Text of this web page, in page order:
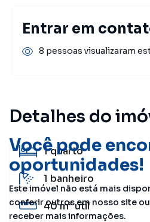
Você pode
oportunidades!
Este imóvel não está mais
conferir outros em nosso site
receber mais informações.
Detalhes do
1quarto
1 banheiro
40 m² útil
Entrar em
8 pessoas visualizaram